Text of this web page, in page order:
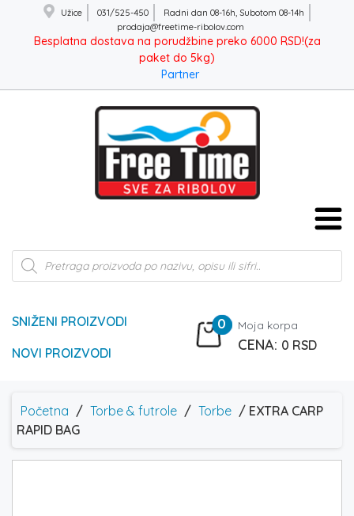
Užice 031/525-450
Radni dan 08-16h, Subotom 08-14h
prodaja@freetime-ribolov.com
Besplatna dostava na porudžbine preko 6000 RSD!(za
paket do 5kg)
Partner
Products
search
SNIŽENI PROIZVODI
NOVI PROIZVODI
0 Moja korpa
0 RSD
Početna / Torbe & futrole / Torbe / EXTRA CARP
RAPID BAG